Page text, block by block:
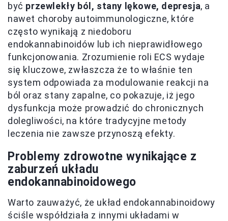
być przewlekły ból, stany lękowe, depresja, a
nawet choroby autoimmunologiczne, które
często wynikają z niedoboru
endokannabinoidów lub ich nieprawidłowego
funkcjonowania. Zrozumienie roli ECS wydaje
się kluczowe, zwłaszcza że to właśnie ten
system odpowiada za modulowanie reakcji na
ból oraz stany zapalne, co pokazuje, iż jego
dysfunkcja może prowadzić do chronicznych
dolegliwości, na które tradycyjne metody
leczenia nie zawsze przynoszą efekty.
Problemy zdrowotne wynikające z
zaburzeń układu
endokannabinoidowego
Warto zauważyć, że układ endokannabinoidowy
ściśle współdziała z innymi układami w